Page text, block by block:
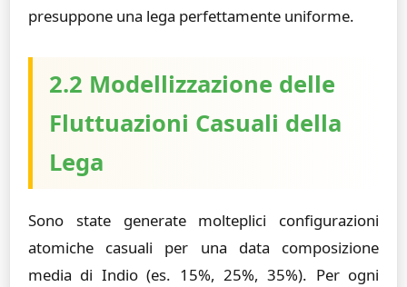
presuppone una lega perfettamente uniforme.
2.2 Modellizzazione delle
Fluttuazioni Casuali della
Lega
Sono state generate molteplici configurazioni
atomiche casuali per una data composizione
media di Indio (es. 15%, 25%, 35%). Per ogni